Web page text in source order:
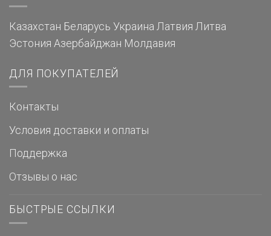
Казахстан Беларусь Украина Латвия Литва
Эстония Азербайджан Молдавия
ДЛЯ ПОКУПАТЕЛЕЙ
Контакты
Условия доставки и оплаты
Поддержка
Отзывы о нас
БЫСТРЫЕ ССЫЛКИ